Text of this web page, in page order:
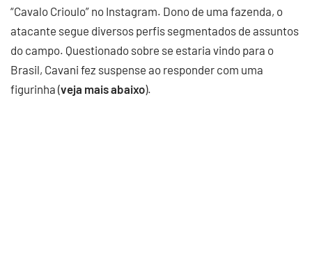
“Cavalo Crioulo” no Instagram. Dono de uma fazenda, o
atacante segue diversos perfis segmentados de assuntos
do campo. Questionado sobre se estaria vindo para o
Brasil, Cavani fez suspense ao responder com uma
figurinha (veja mais abaixo).